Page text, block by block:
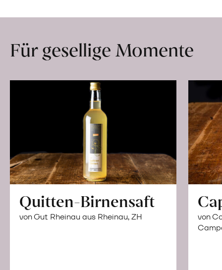
Für gesellige Momente
Quitten-Birnensaft
von Gut Rheinau aus Rheinau, ZH
von